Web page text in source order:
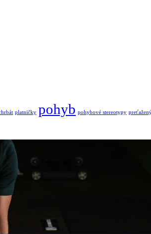
platničky pohyb pohybové stereotypy